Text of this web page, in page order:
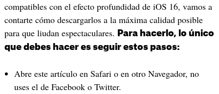
compatibles con el efecto profundidad de iOS 16, vamos a
contarte cómo descargarlos a la máxima calidad posible
para que liudan espectaculares.
Para hacerlo, lo único
que debes hacer es seguir estos pasos:
Abre este artículo en Safari o en otro Navegador, no
uses el de Facebook o Twitter.